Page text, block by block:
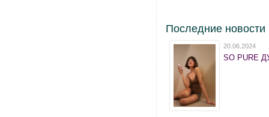
Последние новости
20.06.2024
SO PURE